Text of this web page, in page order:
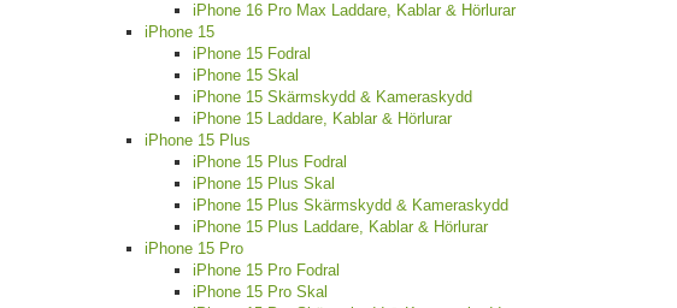
iPhone 16 Pro Max Laddare, Kablar & Hörlurar
iPhone 15
iPhone 15 Fodral
iPhone 15 Skal
iPhone 15 Skärmskydd & Kameraskydd
iPhone 15 Laddare, Kablar & Hörlurar
iPhone 15 Plus
iPhone 15 Plus Fodral
iPhone 15 Plus Skal
iPhone 15 Plus Skärmskydd & Kameraskydd
iPhone 15 Plus Laddare, Kablar & Hörlurar
iPhone 15 Pro
iPhone 15 Pro Fodral
iPhone 15 Pro Skal